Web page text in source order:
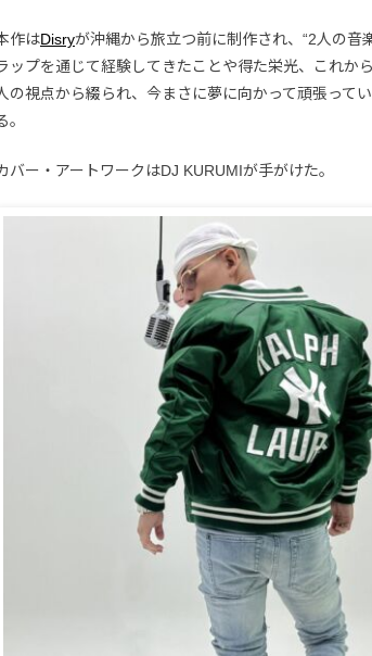
作はDisryが沖縄から旅立つ前に制作され、“2人の音
ップを通じて経験してきたことや得た栄光、これか
の視点から綴られ、今まさに夢に向かって頑張って
。
バー・アートワークはDJ KURUMIが手がけた。